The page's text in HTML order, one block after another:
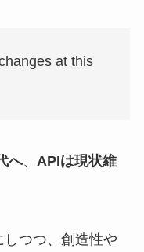
at this
へ、 APIは現状維
つつ、創造性や